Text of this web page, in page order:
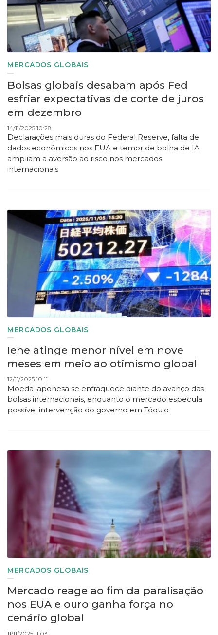
MERCADOS GLOBAIS
Bolsas globais desabam após Fed
esfriar expectativas de corte de juros
em dezembro
14/11/2025 10:28
Declarações mais duras do Federal Reserve, falta de
dados econômicos nos EUA e temor de bolha de IA
ampliam a aversão ao risco nos mercados
internacionais
MERCADOS GLOBAIS
Iene atinge menor nível em nove
meses em meio ao otimismo global
12/11/2025 10:11
Moeda japonesa se enfraquece diante do avanço das
bolsas internacionais, enquanto o mercado especula
possível intervenção do governo em Tóquio
MERCADOS GLOBAIS
Mercado reage ao fim da paralisação
nos EUA e ouro ganha força no
cenário global
11/11/2025 11:03